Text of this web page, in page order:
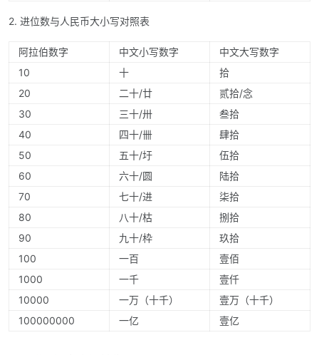
2. 进位数与人民币大小写对照表
阿拉伯数字 中文小写数字
中文大写数字
10
十
拾
20
二十/廿
贰拾/念
30
三十/卅
叁拾
40
四十/卌
肆拾
50
五十/圩
伍拾
60
六十/圆
陆拾
70
七十/进
柒拾
80
八十/枯
捌拾
90
九十/枠
玖拾
100
一百
壹佰
1000
一千
壹仟
10000
一万（十千）
壹万（十千）
100000000
一亿 壹亿